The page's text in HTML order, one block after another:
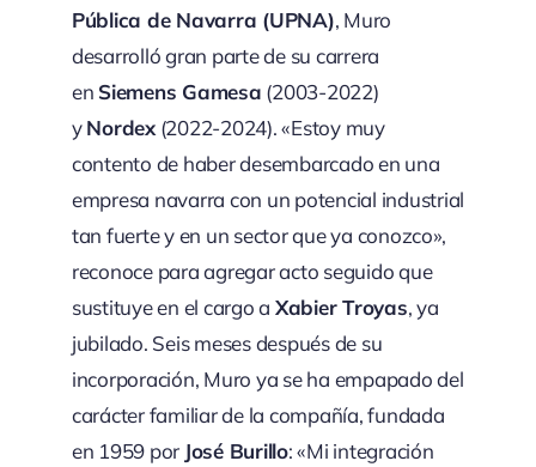
Pública de Navarra (UPNA), Muro
desarrolló gran parte de su carrera
en Siemens Gamesa (2003-2022)
yNordex(2022-2024). «Estoy muy
contento de haber desembarcado en una
empresa navarra con un potencial industrial
tan fuerte y en un sector que ya conozco»,
reconoce para agregar acto seguido que
sustituye en el cargo a Xabier Troyas, ya
jubilado. Seis meses después de su
incorporación, Muro ya se ha empapado del
carácter familiar de la compañía, fundada
en 1959 por José Burillo: «Mi integración